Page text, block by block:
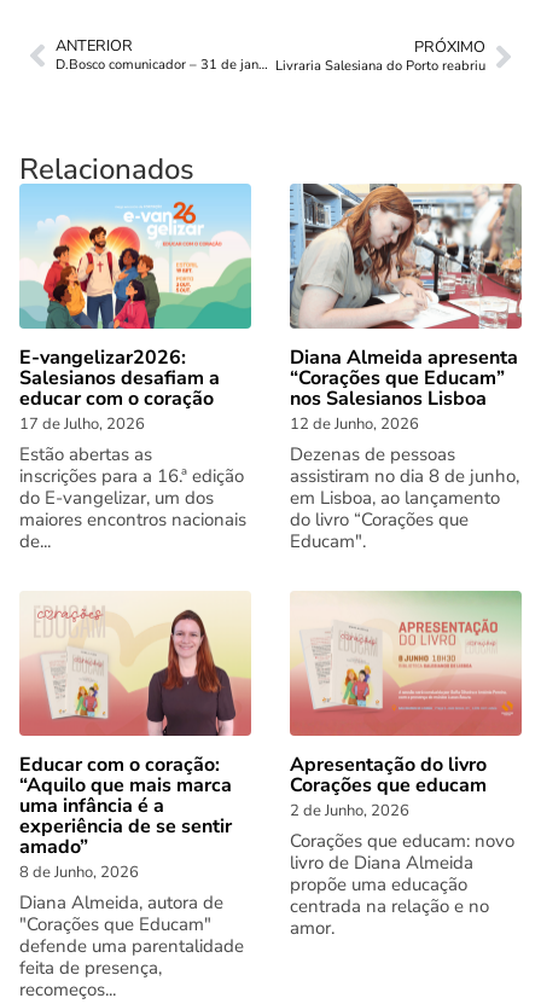
ANTERIOR
D.Bosco comunicador – 31 de janeiro
PRÓXIMO
Livraria Salesiana do Porto reabriu
Relacionados
E-vangelizar2026:
Salesianos desafiam a
educar com o coração
17 de Julho, 2026
Estão abertas as
inscrições para a 16.ª edição
do E-vangelizar, um dos
maiores encontros nacionais
de...
Diana Almeida apresenta
“Corações que Educam”
nos Salesianos Lisboa
12 de Junho, 2026
Dezenas de pessoas
assistiram no dia 8 de junho,
em Lisboa, ao lançamento
do livro “Corações que
Educam".
Educar com o coração:
“Aquilo que mais marca
uma infância é a
experiência de se sentir
amado”
8 de Junho, 2026
Diana Almeida, autora de
"Corações que Educam"
defende uma parentalidade
feita de presença,
recomeços...
Apresentação do livro
Corações que educam
2 de Junho, 2026
Corações que educam: novo
livro de Diana Almeida
propõe uma educação
centrada na relação e no
amor.